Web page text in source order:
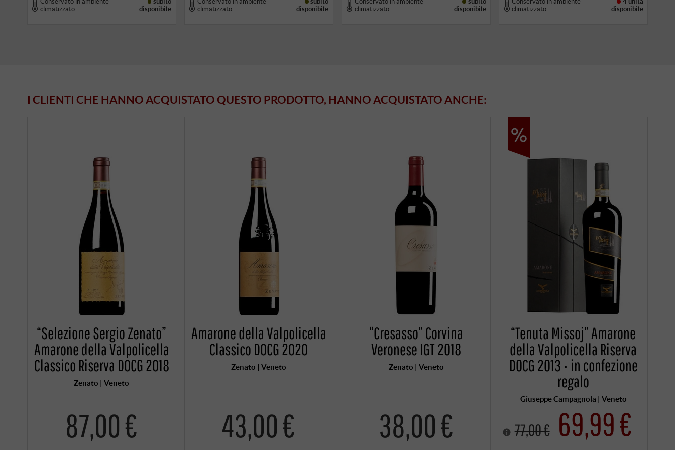
climatizzato
disponibile
climatizzato
disponibile
climatizzato
disponibile
climatizzato
disponibile
I CLIENTI CHE HANNO ACQUISTATO QUESTO PRODOTTO, HANNO ACQUISTATO ANCHE:
“Selezione Sergio Zenato”
Amarone della Valpolicella
Classico Riserva DOCG 2018
Zenato | Veneto
87,00 €
Amarone della Valpolicella
Classico DOCG 2020
Zenato | Veneto
43,00 €
“Cresasso” Corvina
Veronese IGT 2018
Zenato | Veneto
38,00 €
“Tenuta Missoj” Amarone
della Valpolicella Riserva
DOCG 2013 · in confezione
regalo
Giuseppe Campagnola | Veneto
77,00 € 69,99 €